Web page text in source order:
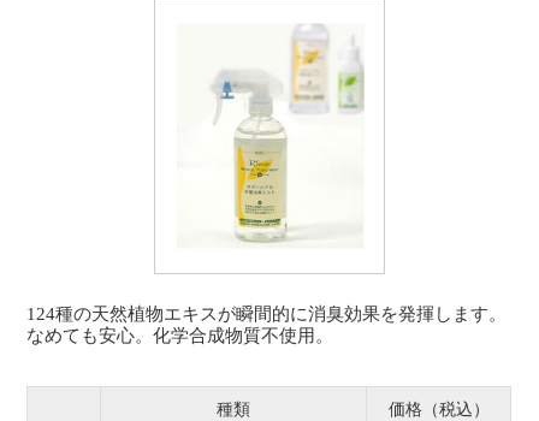
124種の天然植物エキスが瞬間的に消臭効果を発揮します。
なめても安心。化学合成物質不使用。
種類 価格（税込）